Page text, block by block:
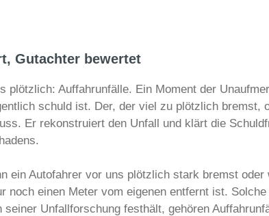
Gutachter bewertet
plötzlich: Auffahrunfälle. Ein Moment der
schuld ist. Der, der viel zu plötzlich bremst,
Er rekonstruiert den Unfall und klärt die
ein Autofahrer vor uns plötzlich stark bremst
noch einen Meter vom eigenen entfernt ist.
Unfallforschung festhält, gehören